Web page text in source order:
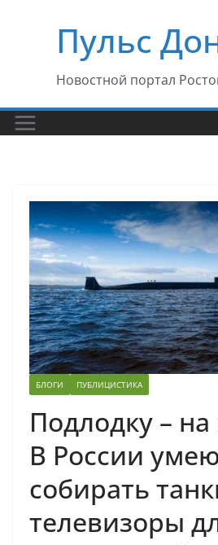
содержимомуПульс
Новостной портал
БЛОГИ ПУБЛИЦИСТИКА
Подлодку –
В России
собирать
телевизоры